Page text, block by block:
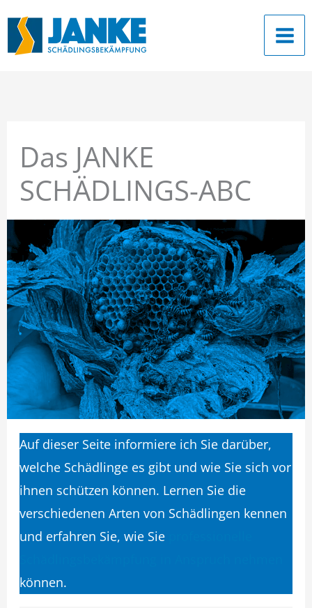
Inhalt
springen
Das JANKE
SCHÄDLINGS-ABC
Auf dieser Seite informiere ich Sie darüber,
welche Schädlinge es gibt und wie Sie sich vor
ihnen schützen können. Lernen Sie die
verschiedenen Arten von Schädlingen kennen
und erfahren Sie, wie Sie
können.